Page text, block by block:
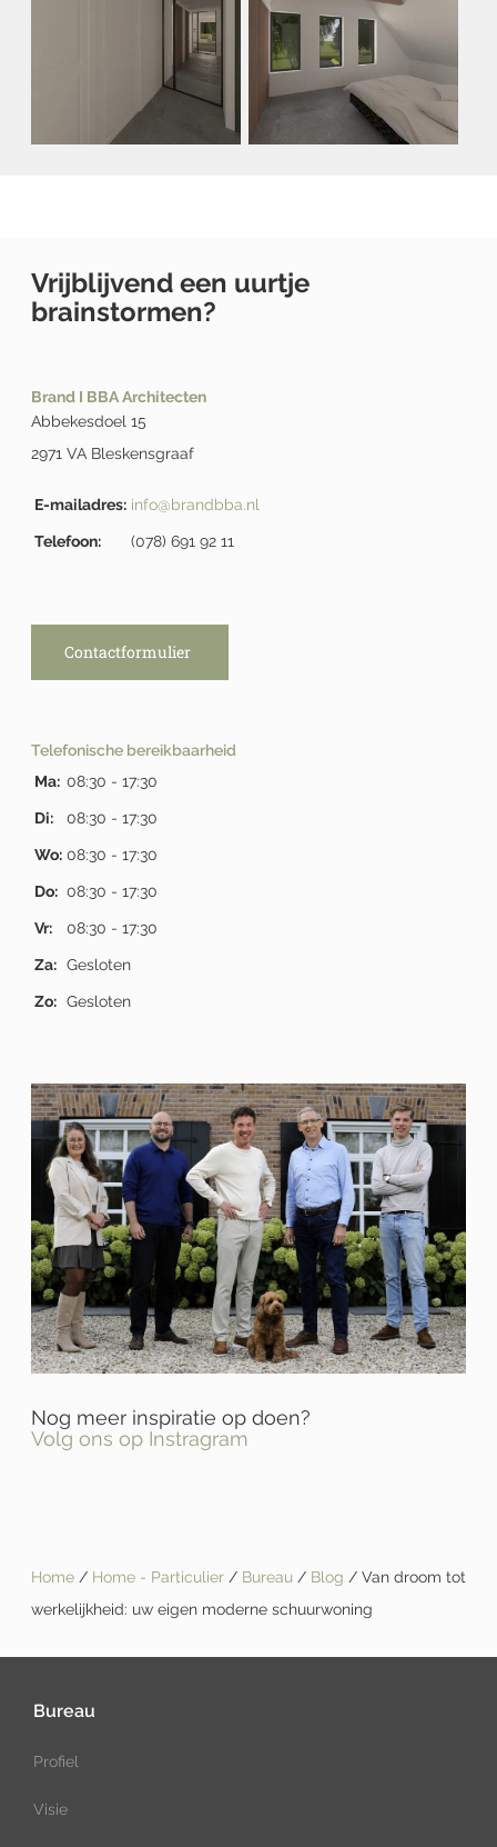
Vrijblijvend een uurtje
brainstormen?
Brand I BBA Architecten
Abbekesdoel 15
2971 VA Bleskensgraaf
E-mailadres: info@brandbba.nl
Telefoon: (078) 691 92 11
Contactformulier
Telefonische bereikbaarheid
Ma: 08:30 - 17:30
Di: 08:30 - 17:30
Wo: 08:30 - 17:30
Do: 08:30 - 17:30
Vr: 08:30 - 17:30
Za: Gesloten
Zo: Gesloten
Nog meer inspiratie op doen?
Volg ons op Instragram
Home / Home - Particulier / Bureau / Blog / Van droom tot
werkelijkheid: uw eigen moderne schuurwoning
Bureau
Profiel
Visie